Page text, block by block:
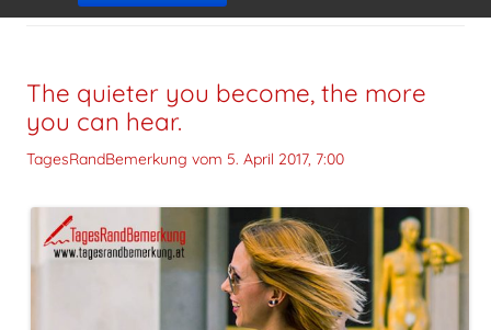
The quieter you become, the more
you can hear.
TagesRandBemerkung vom 5. April 2017, 7:00